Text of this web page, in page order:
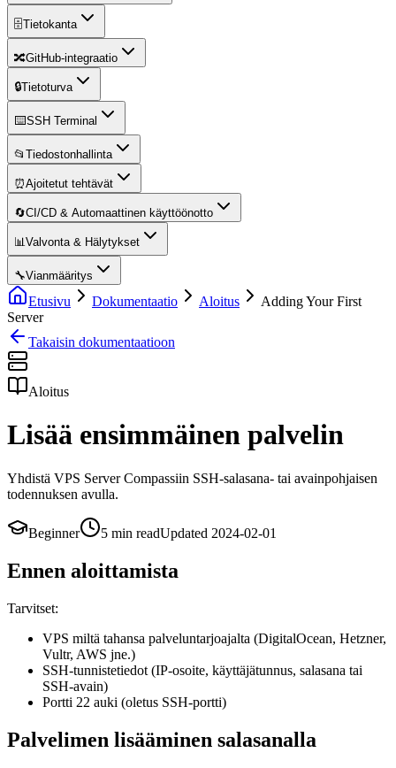
🗄️Tietokanta
🔀GitHub-integraatio
🔒Tietoturva
⌨️SSH Terminal
📂 Tiedostonhallinta
⏰Ajoitetut tehtävät
🔄CI/CD & Automaattinen käyttöönotto
📊Valvonta & Hälytykset
🔧Vianmääritys
Etusivu Dokumentaatio Aloitus
Adding Your First
Server
Takaisin dokumentaatioon
Aloitus
Lisää ensimmäinen palvelin
Yhdistä VPS Server Compassiin SSH-salasana- tai avainpohjaisen
todennuksen avulla.
Beginner 5 min readUpdated 2024-02-01
Ennen aloittamista
Tarvitset:
VPS miltä tahansa palveluntarjoajalta (DigitalOcean, Hetzner,
Vultr, AWS jne.)
SSH-tunnistetiedot (IP-osoite, käyttäjätunnus, salasana tai
SSH-avain)
Portti 22 auki (oletus SSH-portti)
Palvelimen lisääminen salasanalla